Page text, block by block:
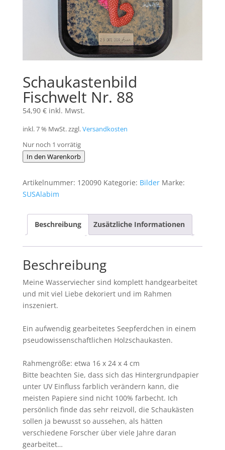
Schaukastenbild
Fischwelt Nr. 88
54,90 € inkl. Mwst.
inkl. 7 % MwSt.zzgl.Versandkosten
Nur noch 1 vorrätig
Schaukastenbild
Nr.
88
In den Warenkorb
Artikelnummer: 120090 Kategorie: Bilder Marke:
SUSAlabim
Beschreibung Zusätzliche Informationen
Beschreibung
Meine Wasserviecher sind komplett handgearbeitet
und mit viel Liebe dekoriert und im Rahmen
inszeniert.
Ein aufwendig gearbeitetes Seepferdchen in einem
pseudowissenschaftlichen Holzschaukasten.
Rahmengröße: etwa 16 x 24 x 4 cm
Bitte beachten Sie, dass sich das Hintergrundpapier
unter UV Einfluss farblich verändern kann, die
meisten Papiere sind nicht 100% farbecht. Ich
persönlich finde das sehr reizvoll, die Schaukästen
sollen ja bewusst so aussehen, als hätten
verschiedene Forscher über viele Jahre daran
gearbeitet…